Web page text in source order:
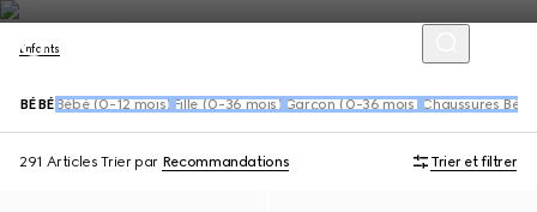
Enfants
BÉBÉ Bébé (0-12 mois) Fille (0-36 mois) Garçon (0-36 mois) Chaussures
291 Articles Trier par Recommandations Trier et filtrer